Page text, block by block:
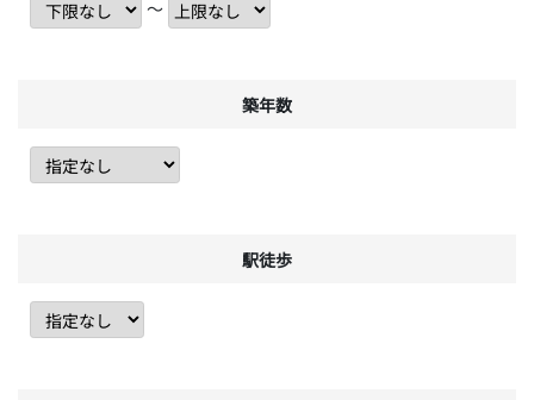
〜
築年数
駅徒歩